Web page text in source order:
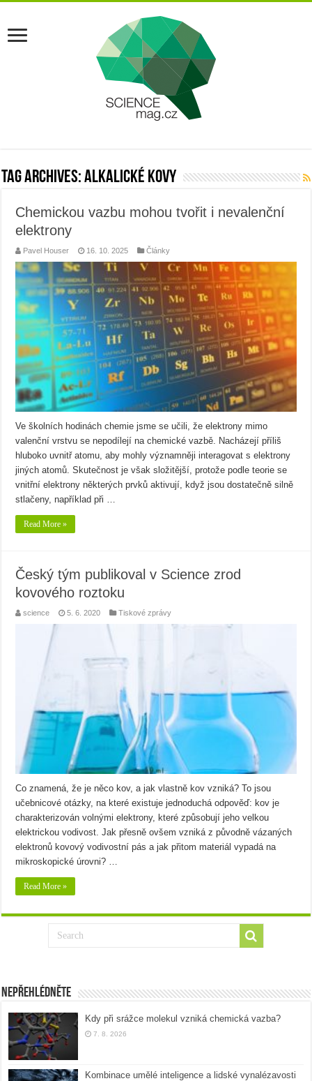
Tag Archives:alkalické kovy
Chemickou vazbu mohou tvořit i nevalenční
elektrony
Pavel Houser 16. 10. 2025 Články
Ve školních hodinách chemie jsme se učili, že elektrony mimo
valenční vrstvu se nepodílejí na chemické vazbě. Nacházejí příliš
hluboko uvnitř atomu, aby mohly významněji interagovat s elektrony
jiných atomů. Skutečnost je však složitější, protože podle teorie se
vnitřní elektrony některých prvků aktivují, když jsou dostatečně silně
stlačeny, například při …
Read More »
Český tým publikoval v Science zrod
kovového roztoku
science 5. 6. 2020 Tiskové zprávy
Co znamená, že je něco kov, a jak vlastně kov vzniká? To jsou
učebnicové otázky, na které existuje jednoduchá odpověď: kov je
charakterizován volnými elektrony, které způsobují jeho velkou
elektrickou vodivost. Jak přesně ovšem vzniká z původně vázaných
elektronů kovový vodivostní pás a jak přitom materiál vypadá na
mikroskopické úrovni? …
Read More »
Nepřehlédněte
Kdy při srážce molekul vzniká chemická vazba?
7. 8. 2026
Kombinace umělé inteligence a lidské vynalézavosti